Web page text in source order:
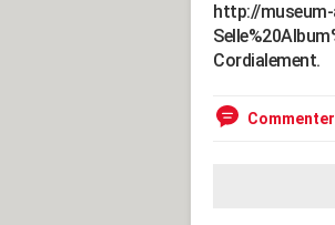
http://
Cordialement.
Commenter